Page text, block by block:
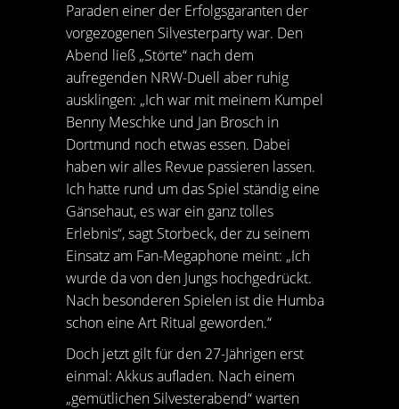
Paraden einer der Erfolgsgaranten der
vorgezogenen Silvesterparty war. Den
Abend ließ „Störte“ nach dem
aufregenden NRW-Duell aber ruhig
ausklingen: „Ich war mit meinem Kumpel
Benny Meschke und Jan Brosch in
Dortmund noch etwas essen. Dabei
haben wir alles Revue passieren lassen.
Ich hatte rund um das Spiel ständig eine
Gänsehaut, es war ein ganz tolles
Erlebnis“, sagt Storbeck, der zu seinem
Einsatz am Fan-Megaphone meint: „Ich
wurde da von den Jungs hochgedrückt.
Nach besonderen Spielen ist die Humba
schon eine Art Ritual geworden.“
Doch jetzt gilt für den 27-Jährigen erst
einmal: Akkus aufladen. Nach einem
„gemütlichen Silvesterabend“ warten